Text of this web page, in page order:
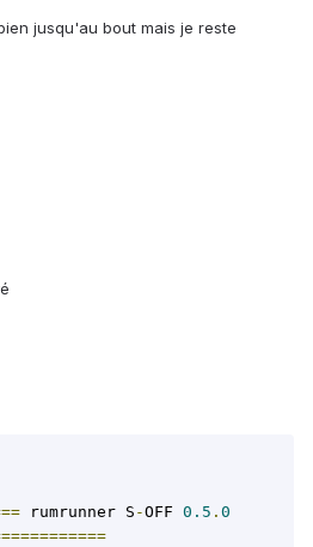
jusqu'au bout mais je reste
rumrunner S -OFF 0.5 . 0